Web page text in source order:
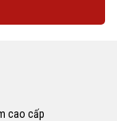
cao cấp